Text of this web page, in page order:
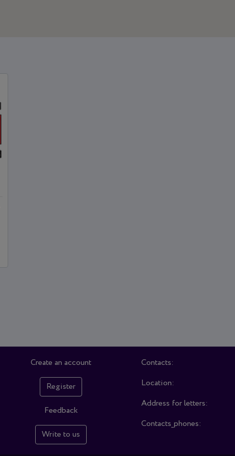
Create an account
Register
Feedback
Write to us
Contacts:
Location:
Address for letters:
Contacts_phones: